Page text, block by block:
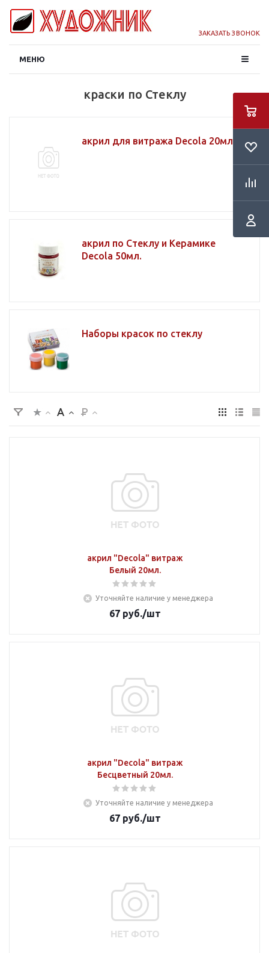
ЗАКАЗАТЬ ЗВОНОК
МЕНЮ
краски по Стеклу
акрил для витража Decola 20мл.
акрил по Стеклу и Керамике
Decola 50мл.
Наборы красок по стеклу
акрил "Decola" витраж
Белый 20мл.
Уточняйте наличие у менеджера
67руб./шт
акрил "Decola" витраж
Бесцветный 20мл.
Уточняйте наличие у менеджера
67руб./шт